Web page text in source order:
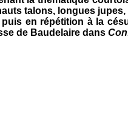
talons, longues
en répétition à la
de Baudelaire dans